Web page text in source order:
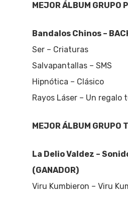
MEJOR ÁLBUM GRUPO
Bandalos Chinos –
Ser – Criaturas
Salvapantallas – SMS
Hipnótica – Clásico
Rayos Láser – Un regalo
MEJOR ÁLBUM GRUPO
La Delio Valdez –
(GANADOR)
Viru Kumbieron – Viru